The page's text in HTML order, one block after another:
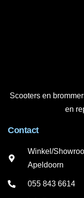
Scooters en
en
Contact
Winkel/
Apeldoorn
055 843 6614